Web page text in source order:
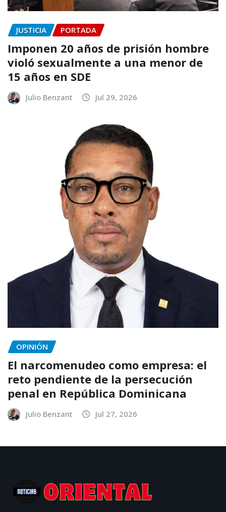
JUSTICIA PORTADA
Imponen 20 años de prisión hombre
violó sexualmente a una menor de
15 años en SDE
Julio Benzant Jul 29, 2026
OPINIÓN
El narcomenudeo como empresa: el
reto pendiente de la persecución
penal en República Dominicana
Julio Benzant Jul 27, 2026